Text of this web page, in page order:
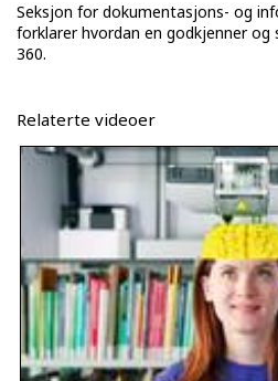
Seksjon for dokumentasjons- og
forklarer hvordan en godkjenner og
360.
Relaterte videoer